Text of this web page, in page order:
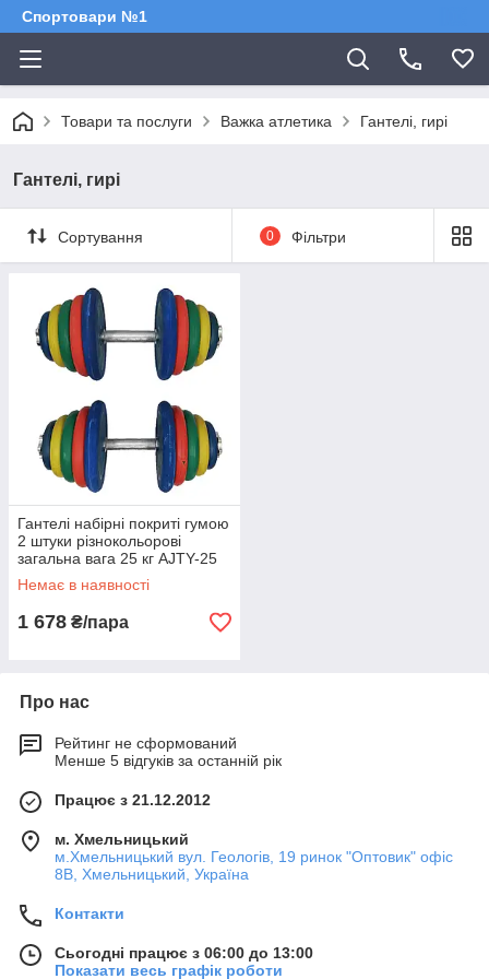
Спортовари №1
Товари та послуги Важка атлетика Гантелі, гирі
Гантелі, гирі
Сортування 0 Фільтри
Гантелі набірні покриті гумою
2 штуки різнокольорові
загальна вага 25 кг AJTY-25
Немає в наявності
1 678 ₴/пара
Про нас
Рейтинг не сформований
Менше 5 відгуків за останній рік
Працює з 21.12.2012
м. Хмельницький
м.Хмельницький вул. Геологів, 19 ринок "Оптовик" офіс
8В, Хмельницький, Україна
Контакти
Сьогодні працює з 06:00 до 13:00
Показати весь графік роботи